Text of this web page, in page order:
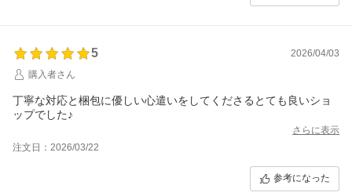
5
2026/04/03
購入者さん
丁寧な対応と梱包に優しい心遣いをしてくださるとても良いショ
ップでした♪
さらに表示
注文日：2026/03/22
参考になった